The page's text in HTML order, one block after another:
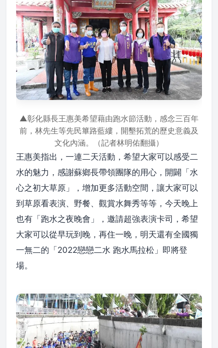
▲彰化縣長王惠美希望藉由跑水節活動，感念三百年
前，林先生等先民篳路藍縷，開墾拓荒的歷史意義及
文化內涵。（記者林明佑翻攝）
王惠美指出，一連二天活動，希望大家可以感受二
水的魅力，感謝蘇鄉長帶領團隊的用心，開闢「水
心之初大草原」，增加更多活動空間，讓大家可以
到草原看表演、野餐、觀賞水舞秀等等，今天晚上
也有「跑水之夜晚會」，邀請超強表演卡司，希望
大家可以從早玩到晚，再住一晚，明天還有全國獨
一無二的「2022戀戀二水 跑水馬拉松」即將登
場。